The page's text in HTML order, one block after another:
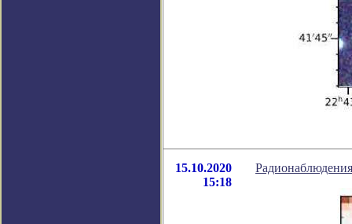
15.10.2020
15:18